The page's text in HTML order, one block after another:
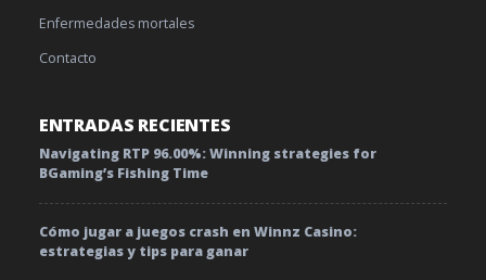
Enfermedades mortales
Contacto
ENTRADAS RECIENTES
Navigating RTP 96.00%: Winning strategies for
BGaming’s Fishing Time
Cómo jugar a juegos crash en Winnz Casino:
estrategias y tips para ganar